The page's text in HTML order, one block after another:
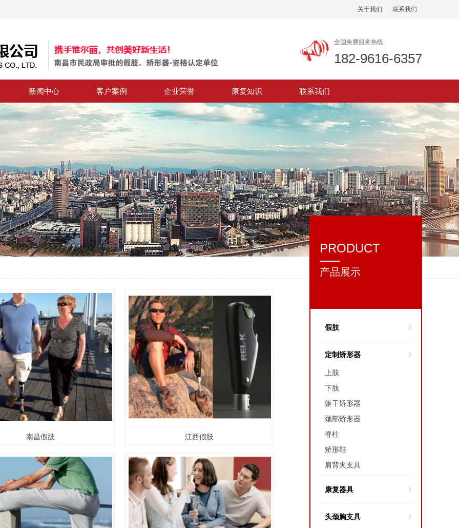
关于我们 联系我们
全国免费服务热线
182-9616-6357
新闻中心 客户案例 企业荣誉 康复知识 联系我们
南昌假肢 江西假肢
PRODUCT
产品展示
假肢
定制矫形器
上肢
下肢
躯干矫形器
颈部矫形器
脊柱
矫形鞋
肩背夹支具
康复器具
头颈胸支具